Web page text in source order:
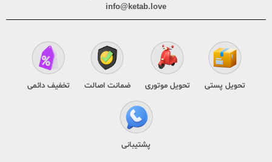
info@ketab.love
تحویل پستی تحویل موتوری ضمانت اصالت تخفیف دائمی
پشتیبانی